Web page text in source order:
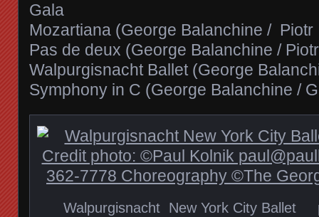
Gala
Mozartiana (George Balanchine / Piotr
Pas de deux (George Balanchine /
Walpurgisnacht Ballet (George
Symphony in C (George Balanchine /
Walpurgisnacht New York City Ballet